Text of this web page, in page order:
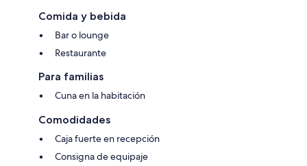
Comida y bebida
Bar o lounge
Restaurante
Para familias
Cuna en la habitación
Comodidades
Caja fuerte en recepción
Consigna de equipaje